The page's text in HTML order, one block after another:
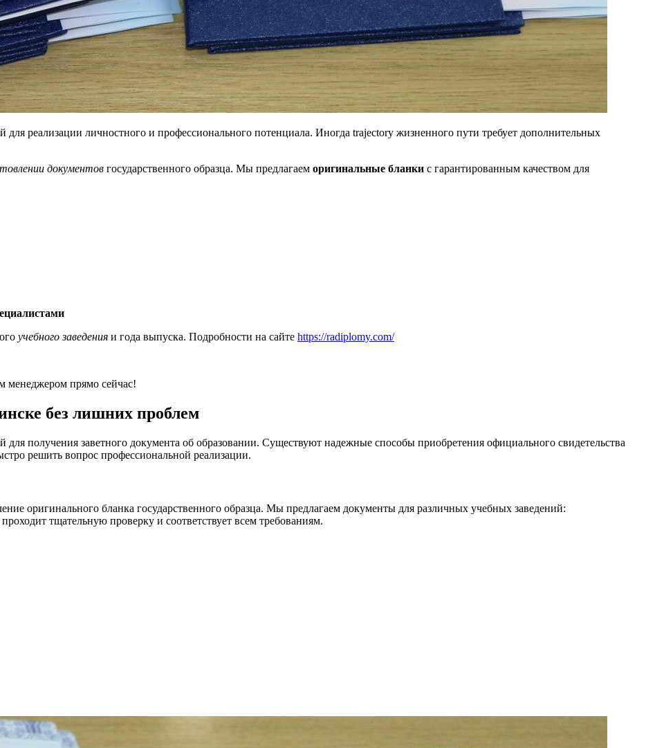
реализации личностного и профессионального потенциала. Иногда trajectory жизненного пути требует дополнительных
документов государственного образца. Мы предлагаем оригинальные бланки с гарантированным качеством для
учебного заведения и года выпуска. Подробности на сайте https://radiplomy.com/
менеджером прямо сейчас!
без лишних проблем
получения заветного документа об образовании. Существуют надежные способы приобретения официального свидетельства
решить вопрос профессиональной реализации.
оригинального бланка государственного образца. Мы предлагаем документы для различных учебных заведений:
тщательную проверку и соответствует всем требованиям.